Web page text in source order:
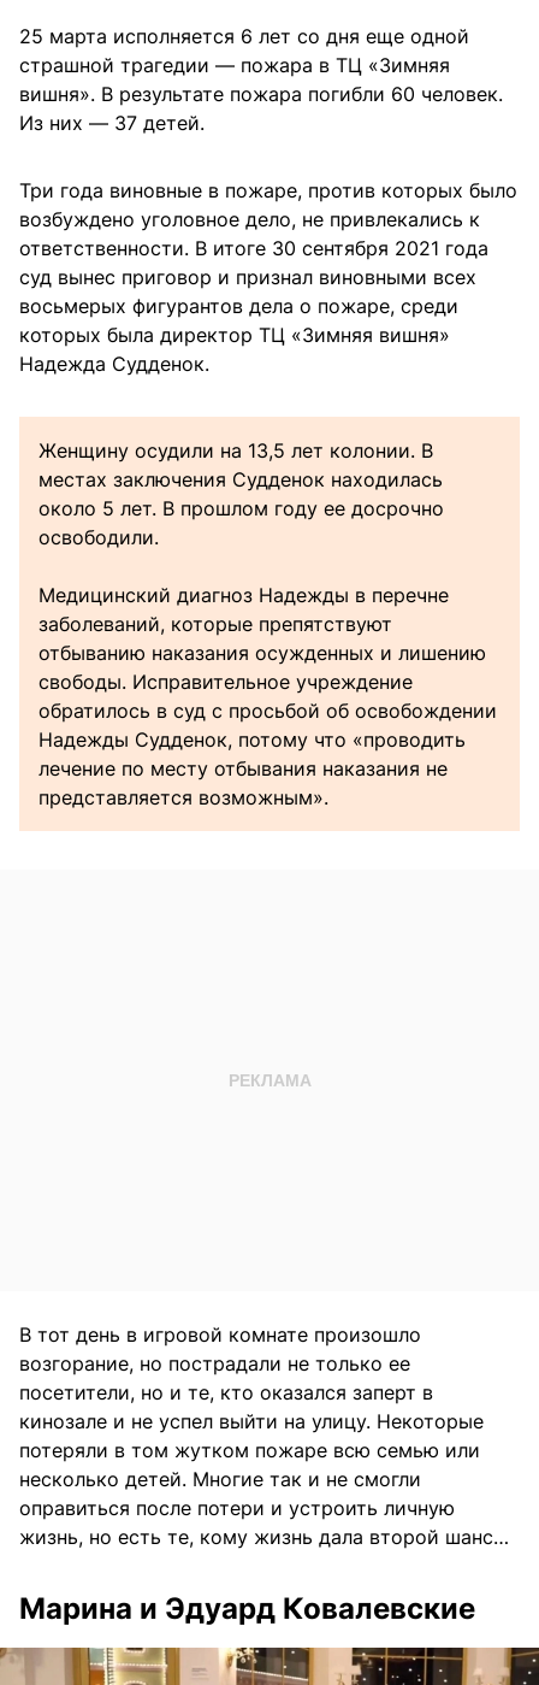
25 марта исполняется 6 лет со дня еще одной
страшной трагедии — пожара в ТЦ «Зимняя
вишня». В результате пожара погибли 60 человек.
Из них — 37 детей.
Три года виновные в пожаре, против которых было
возбуждено уголовное дело, не привлекались к
ответственности. В итоге 30 сентября 2021 года
суд вынес приговор и признал виновными всех
восьмерых фигурантов дела о пожаре, среди
которых была директор ТЦ «Зимняя вишня»
Надежда Судденок.
Женщину осудили на 13,5 лет колонии. В
местах заключения Судденок находилась
около 5 лет. В прошлом году ее досрочно
освободили.
Медицинский диагноз Надежды в перечне
заболеваний, которые препятствуют
отбыванию наказания осужденных и лишению
свободы. Исправительное учреждение
обратилось в суд с просьбой об освобождении
Надежды Судденок, потому что «проводить
лечение по месту отбывания наказания не
представляется возможным».
В тот день в игровой комнате произошло
возгорание, но пострадали не только ее
посетители, но и те, кто оказался заперт в
кинозале и не успел выйти на улицу. Некоторые
потеряли в том жутком пожаре всю семью или
несколько детей. Многие так и не смогли
оправиться после потери и устроить личную
жизнь, но есть те, кому жизнь дала второй шанс…
Марина и Эдуард Ковалевские